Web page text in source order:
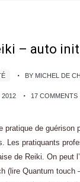
– auto
BY MICHEL DE
2012 17 COMMENTS
pratique de guérison
Les pratiquants
de Reiki. On peut
(lire Quantum touch